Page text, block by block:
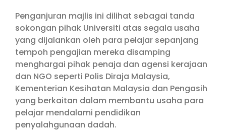
Penganjuran majlis ini dilihat sebagai tanda
sokongan pihak Universiti atas segala usaha
yang dijalankan oleh para pelajar sepanjang
tempoh pengajian mereka disamping
menghargai pihak penaja dan agensi kerajaan
dan NGO seperti Polis Diraja Malaysia,
Kementerian Kesihatan Malaysia dan Pengasih
yang berkaitan dalam membantu usaha para
pelajar mendalami pendidikan
penyalahgunaan dadah.